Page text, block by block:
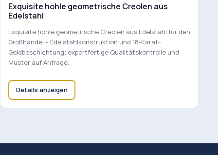
Exquisite hohle geometrische Creolen aus
Edelstahl
Exquisite hohle geometrische Creolen aus Edelstahl für den
Großhandel – Edelstahlkonstruktion und 18-Karat-
Goldbeschichtung; exportfertige Qualitätskontrolle und
Muster auf Anfrage.
Details anzeigen